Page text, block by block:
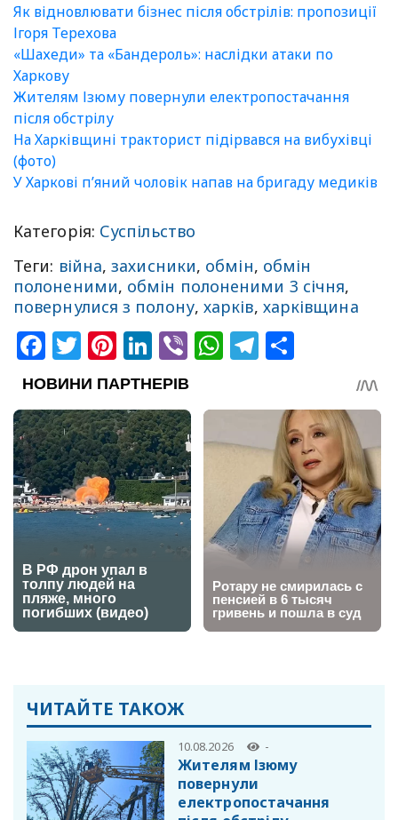
Як відновлювати бізнес після обстрілів: пропозиції
Ігоря Терехова
«Шахеди» та «Бандероль»: наслідки атаки по
Харкову
Жителям Ізюму повернули електропостачання
після обстрілу
На Харківщині тракторист підірвався на вибухівці
(фото)
У Харкові п’яний чоловік напав на бригаду медиків
Категорія: Суспільство
Теги: війна,захисники, обмін, обмін
полоненими, обмін полоненими 3 січня,
повернулися з полону, харків, харківщина
Facebook
Twitter
Pinterest
LinkedIn
ViberWhatsApp
Telegram
ЧИТАЙТЕ ТАКОЖ
10.08.2026 -
Жителям Ізюму
повернули
електропостачання